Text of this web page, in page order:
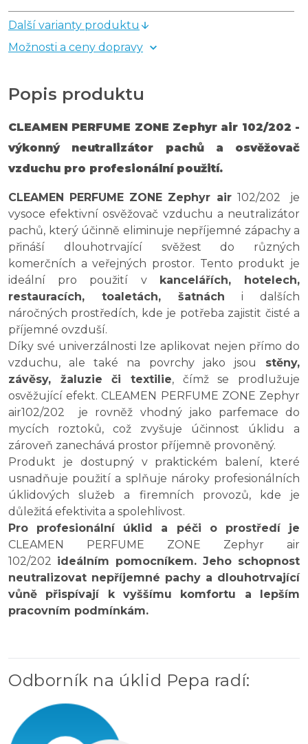
Další varianty produktu
Možnosti a ceny dopravy
Popis produktu
CLEAMEN PERFUME ZONE Zephyr air 102/202 -
výkonný neutralizátor pachů a osvěžovač
vzduchu pro profesionální použití.
CLEAMEN PERFUME ZONE Zephyr air 102/202 je
vysoce efektivní osvěžovač vzduchu a neutralizátor
pachů, který účinně eliminuje nepříjemné zápachy a
přináší dlouhotrvající svěžest do různých
komerčních a veřejných prostor. Tento produkt je
ideální pro použití v kancelářích, hotelech,
restauracích, toaletách, šatnách i dalších
náročných prostředích, kde je potřeba zajistit čisté a
příjemné ovzduší.
Díky své univerzálnosti lze aplikovat nejen přímo do
vzduchu, ale také na povrchy jako jsou stěny,
závěsy, žaluzie či textilie, čímž se prodlužuje
osvěžující efekt. CLEAMEN PERFUME ZONE Zephyr
air102/202 je rovněž vhodný jako parfemace do
mycích roztoků, což zvyšuje účinnost úklidu a
zároveň zanechává prostor příjemně provoněný.
Produkt je dostupný v praktickém balení, které
usnadňuje použití a splňuje nároky profesionálních
úklidových služeb a firemních provozů, kde je
důležitá efektivita a spolehlivost.
Pro profesionální úklid a péči o prostředí je
CLEAMEN PERFUME ZONE Zephyr air
102/202 ideálním pomocníkem. Jeho schopnost
neutralizovat nepříjemné pachy a dlouhotrvající
vůně přispívají k vyššímu komfortu a lepším
pracovním podmínkám.
Odborník na úklid Pepa radí: